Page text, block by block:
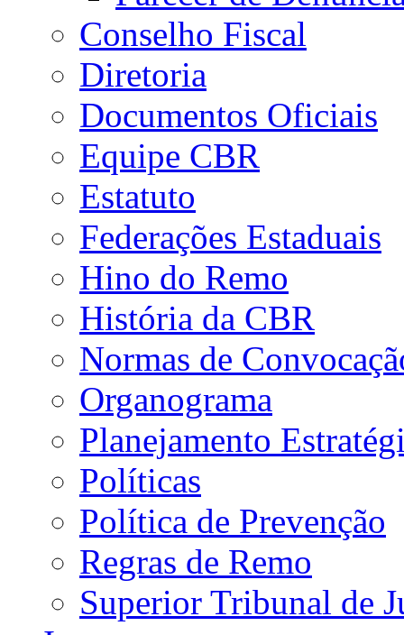
Conselho Fiscal
Diretoria
Documentos Oficiais
Equipe CBR
Estatuto
Federações Estaduais
Hino do Remo
História da CBR
Normas de
Organograma
Planejamento
Políticas
Política de Prevenção
Regras de Remo
Superior Tribunal de